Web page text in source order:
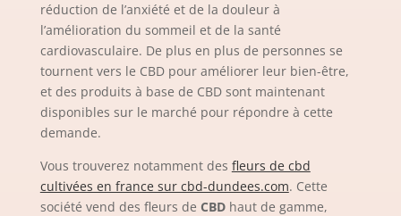
réduction de l’anxiété et de la douleur à
l’amélioration du sommeil et de la santé
cardiovasculaire. De plus en plus de personnes se
tournent vers le CBD pour améliorer leur bien-être,
et des produits à base de CBD sont maintenant
disponibles sur le marché pour répondre à cette
demande.
Vous trouverez notamment des fleurs de cbd
cultivées en france sur cbd-dundees.com. Cette
société vend des fleurs de CBDhaut de gamme,